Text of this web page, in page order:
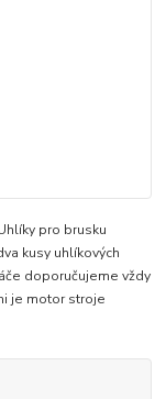
pro brusku
kusy uhlíkových
doporučujeme vždy
je motor stroje